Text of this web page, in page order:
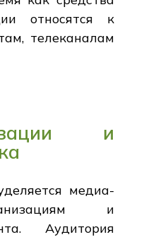
относятся к
телеканалам
и
медиа-
и
Аудитория